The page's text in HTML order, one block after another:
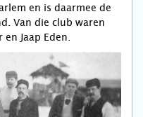
en is daarmee de
Van die club waren
Jaap Eden.